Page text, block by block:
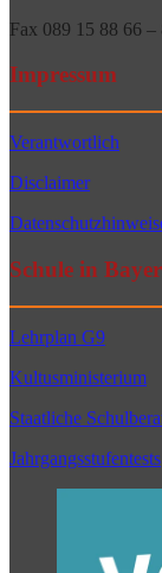
Fax 089 15 88 66 –
Impressum
Verantwortlich
Disclaimer
Schule in
Lehrplan G9
Kultusministerium
Staatliche
Jahrgangsstufentests